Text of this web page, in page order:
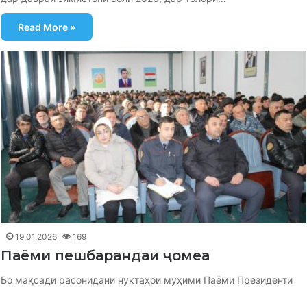
Read More »
19.01.2026 169
Паёми пешбарандаи ҷомеа
Бо мақсади расонидани нуктаҳои муҳими Паёми Президенти